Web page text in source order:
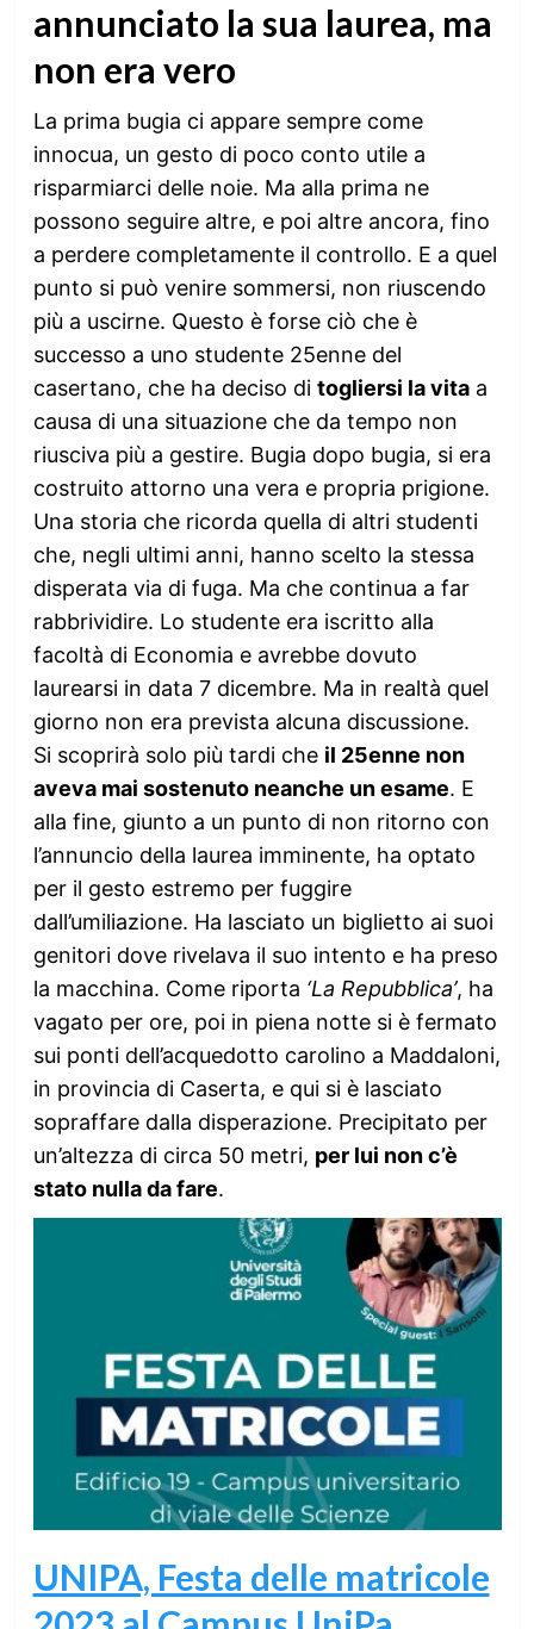
annunciato la sua laurea, ma
non era vero
La prima bugia ci appare sempre come
innocua, un gesto di poco conto utile a
risparmiarci delle noie. Ma alla prima ne
possono seguire altre, e poi altre ancora, fino
a perdere completamente il controllo. E a quel
punto si può venire sommersi, non riuscendo
più a uscirne. Questo è forse ciò che è
successo a uno studente 25enne del
casertano, che ha deciso di togliersi la vitaa
causa di una situazione che da tempo non
riusciva più a gestire. Bugia dopo bugia, si era
costruito attorno una vera e propria prigione.
Una storia che ricorda quella di altri studenti
che, negli ultimi anni, hanno scelto la stessa
disperata via di fuga. Ma che continua a far
rabbrividire. Lo studente era iscritto alla
facoltà di Economia e avrebbe dovuto
laurearsi in data 7 dicembre. Ma in realtà quel
giorno non era prevista alcuna discussione.
Si scoprirà solo più tardi che il 25enne non
aveva mai sostenuto neanche un esame. E
alla fine, giunto a un punto di non ritorno con
l’annuncio della laurea imminente, ha optato
per il gesto estremo per fuggire
dall’umiliazione. Ha lasciato un biglietto ai suoi
genitori dove rivelava il suo intento e ha preso
la macchina. Come riporta ‘La Repubblica’, ha
vagato per ore, poi in piena notte si è fermato
sui ponti dell’acquedotto carolino a Maddaloni,
in provincia di Caserta, e qui si è lasciato
sopraffare dalla disperazione. Precipitato per
un’altezza di circa 50 metri, per lui non c’è
stato nulla da fare.
UNIPA, Festa delle matricole